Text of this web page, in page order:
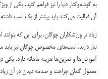
به گوشه‌وکنار دنیا را نیز فراهم کنید. یکی
آن فعالیت می‌کنند باید بیشتر از یک اسب داشته
نیاز دارند. اسب‌های مخصوص چوگان نیز باید
آموزش‌ها و تمرین‌ها هزینه ماهانه دارد.
معمول گمان جراحت و صدمه دیدن در آن زیاد